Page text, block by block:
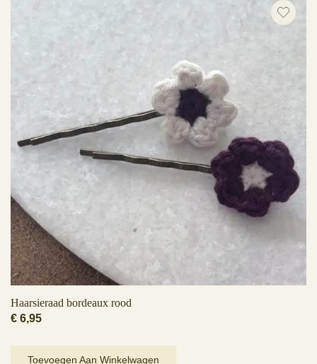
Haarsieraad bordeaux rood
€ 6,95
Toevoegen Aan Winkelwagen